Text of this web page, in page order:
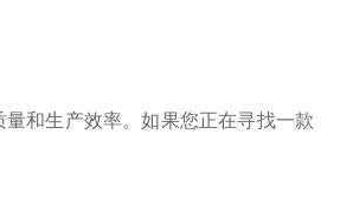
和生产效率。如果您正在寻找一款